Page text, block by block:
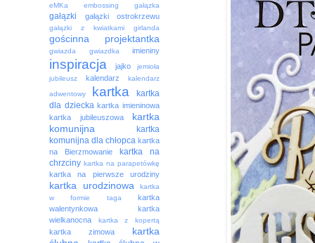
eMKa embossing gałązka
gałązki gałązki ostrokrzewu
gałązki z kwiatkami girlanda
gościnna projektantka
gwiazda gwiazdka imieniny
inspiracja jajko
jemioła
jubileusz
kalendarz
kalendarz
adwentowy
kartka
kartka
dla dziecka kartka imieninowa
kartka jubileuszowa
kartka
komunijna
kartka
komunijna dla chłopca kartka
na Bierzmowanie
kartka na
chrzciny kartka na parapetówkę
kartka na pierwsze urodziny
kartka urodzinowa
kartka
w formie taga
kartka
walentynkowa
kartka
wielkanocna
kartka z kopertą
kartka zimowa
kartka